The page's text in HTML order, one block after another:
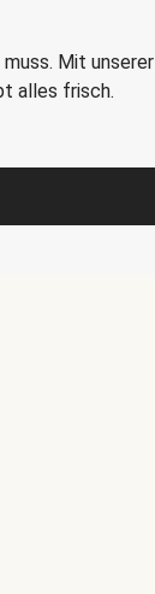
Mit unserer
alles frisch.